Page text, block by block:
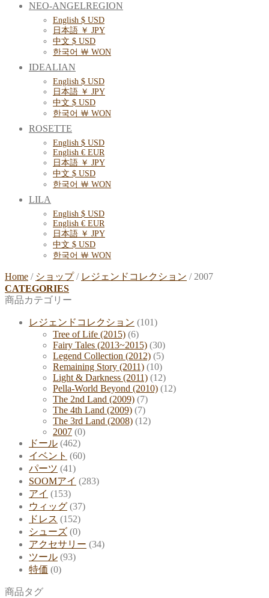
NEO-ANGELREGION
English $ USD
日本語 ￥ JPY
中文 $ USD
한국어 ￦ WON
IDEALIAN
English $ USD
日本語 ￥ JPY
中文 $ USD
한국어 ￦ WON
ROSETTE
English $ USD
English € EUR
日本語 ￥ JPY
中文 $ USD
한국어 ￦ WON
LILA
English $ USD
English € EUR
日本語 ￥ JPY
中文 $ USD
한국어 ￦ WON
Home / ショップ / レジェンドコレクション /2007
CATEGORIES
商品カテゴリー
レジェンドコレクション (101)
Tree of Life (2015) (6)
Fairy Tales (2013~2015) (30)
Legend Collection (2012) (5)
Remaining Story (2011) (10)
Light & Darkness (2011) (12)
Pella-World Beyond (2010) (12)
The 2nd Land (2009) (7)
The 4th Land (2009) (7)
The 3rd Land (2008) (12)
2007 (0)
ドール (462)
イベント (60)
パーツ (41)
SOOMアイ (283)
アイ (153)
ウィッグ (37)
ドレス (152)
シューズ (0)
アクセサリー (34)
ツール (93)
特価 (0)
商品タグ